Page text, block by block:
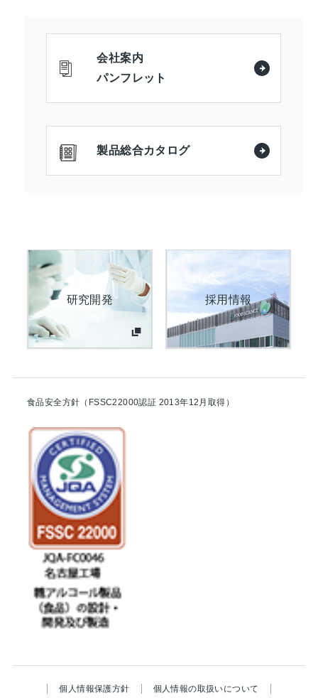
会社案内
パンフレット
製品総合カタログ
研究開発 採用情報
食品安全方針（FSSC22000認証 2013年12月取得）
個人情報保護方針 個人情報の取扱いについて